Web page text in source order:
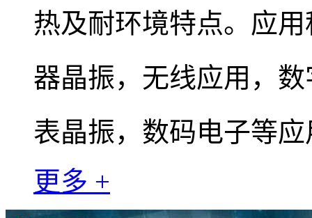
热及耐环境特点。 应
器晶振，无线应用， 数
表晶振，数码电子等应
更多 +